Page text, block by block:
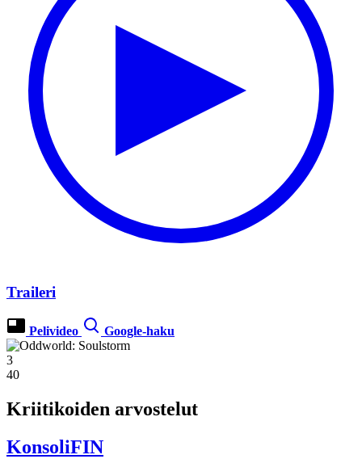
Traileri
Pelivideo Google-haku
3
40
Kriitikoiden arvostelut
KonsoliFIN